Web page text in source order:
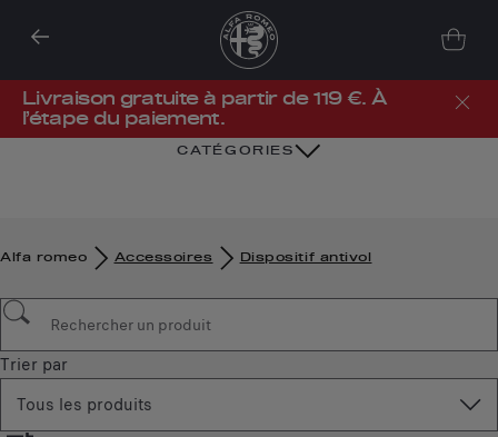
Livraison gratuite à partir de 119 €. À
l’étape du paiement.
CATÉGORIES
Alfa romeo Accessoires Dispositif antivol
Trier par
Tous les produits